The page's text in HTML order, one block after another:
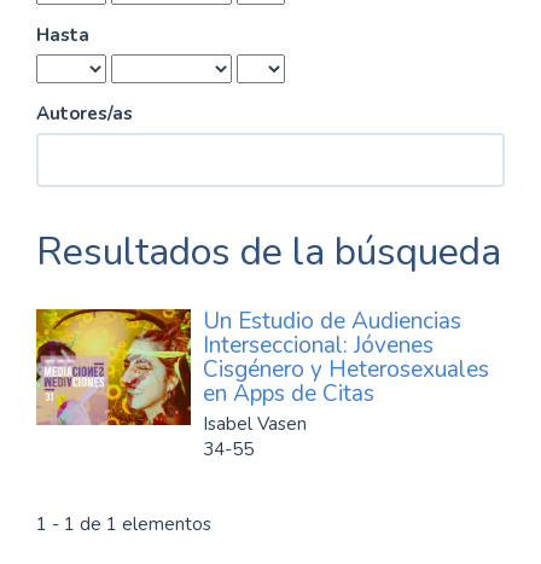
Hasta
Autores/as
Resultados de la búsqueda
Un Estudio de Audiencias
Interseccional: Jóvenes
Cisgénero y Heterosexuales
en Apps de Citas
Isabel Vasen
34-55
1 - 1 de 1 elementos